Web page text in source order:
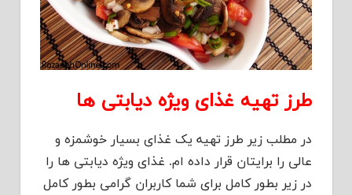
طرز تهیه غذای ویژه دیابتی ها
در مطلب زیر طرز تهیه یک غذای بسیار خوشمزه و
عالی را برایتان قرار داده ام. غذای ویژه دیابتی ها را
در زیر بطور کامل برای شما کاربران گرامی بطور کامل